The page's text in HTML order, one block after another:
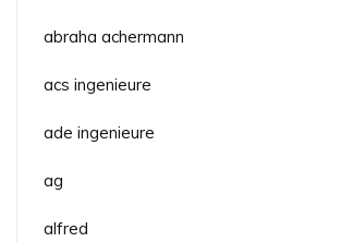
abraha achermann
acs ingenieure
ade ingenieure
ag
alfred